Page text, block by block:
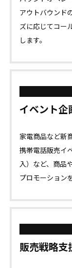
アウトバウンド
ズに応じてコー
します。
イベント企
家電商品など新
携帯電話販売イ
入）など、商品
プロモーション
販売戦略支